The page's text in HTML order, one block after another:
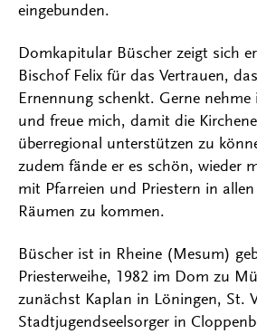
eingebunden.
Domkapitular Büscher zeigt sich
Bischof Felix für das Vertrauen,
Ernennung schenkt. Gerne nehme
und freue mich, damit die
überregional unterstützen zu
zudem fände er es schön, wieder
mit Pfarreien und Priestern in
Räumen zu kommen.
Büscher ist in Rheine (Mesum)
Priesterweihe, 1982 im Dom zu
zunächst Kaplan in Löningen, St.
Stadtjugendseelsorger in